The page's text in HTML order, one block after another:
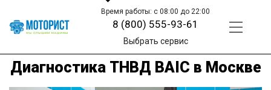
Время работы: с 08:00 до 22:00
8 (800) 555-93-61
Выбрать сервис
Диагностика ТНВД BAIC в Москве